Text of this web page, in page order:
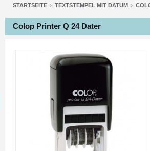
STARTSEITE > TEXTSTEMPEL MIT DATUM >
Colop Printer Q 24 Dater